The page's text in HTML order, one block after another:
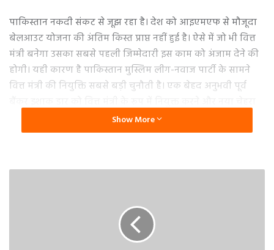
पाकिस्तान नकदी संकट से जूझ रहा है। देश को आइएमएफ से मौजूदा
बेलआउट योजना की अंतिम किस्त प्राप्त नहीं हुई है। ऐसे में जो भी वित्त
मंत्री बनेगा उसका सबसे पहली जिम्मेदारी इस काम को अंजाम देने की
होगी। यही कारण है पाकिस्तान मुस्लिम लीग-नवाज पार्टी के सामने
वित्त मंत्री की नियुक्ति सबसे बड़ी चुनौती है। एक बेहद अनुभवी पूर्व
लाने के बीच कठिन निर्णय का सामना करना पड़ रहा है। पीपीपी ने
सार्वजनिक रूप से डार की उम्मीदवारी का विरोध किया है। हालांकि,
अभी तक अपनी पसंद के बारे में अपने विचार साझा नहीं किए हैं।
समर्थन वाला गठबंधन ही सरकार बना सकेगा। सबसे बड़े दल के रूप में
पीएमएल एन सरकार बनाने के दावे के साथ सबसे आगे है और उसने
शहबाज शरीफ को प्रधानमंत्री पद का उम्मीदवार घोषित किया है।
Show More